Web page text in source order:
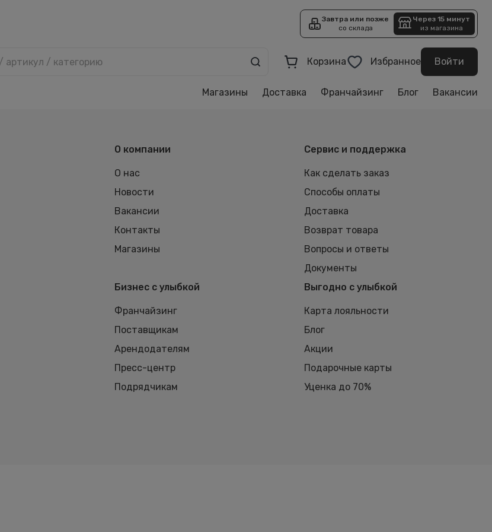
Завтра или позже
со склада
Через 15 минут
из магазина
Корзина Избранное Войти
Магазины Доставка Франчайзинг Блог Вакансии
О компании
О нас
Новости
Вакансии
Контакты
Магазины
Сервис и поддержка
Как сделать заказ
Способы оплаты
Доставка
Возврат товара
Вопросы и ответы
Документы
Бизнес с улыбкой
Франчайзинг
Поставщикам
Арендодателям
Пресс-центр
Подрядчикам
Выгодно с улыбкой
Карта лояльности
Блог
Акции
Подарочные карты
Уценка до 70%